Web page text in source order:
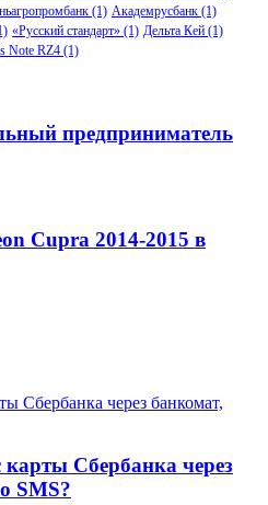
(1) Академрусбанк (1)
«Русский стандарт» (1) Дельта Кей (1)
Note RZ4 (1)
предприниматель
Cupra 2014-2015 в
Сбербанка через
SMS?